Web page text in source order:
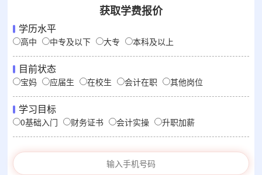
获取学费报价
学历水平
高中 中专及以下 大专 本科及以上
目前状态
宝妈 应届生 在校生 会计在职 其他岗位
学习目标
0基础入门 财务证书 会计实操 升职加薪